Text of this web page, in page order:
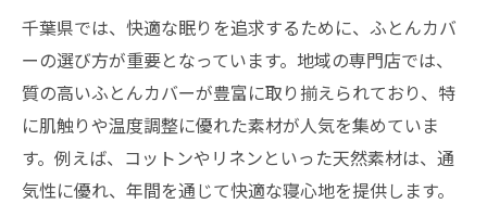
千葉県では、快適な眠りを追求するために、ふとんカバ
ーの選び方が重要となっています。地域の専門店では、
質の高いふとんカバーが豊富に取り揃えられており、特
に肌触りや温度調整に優れた素材が人気を集めていま
す。例えば、コットンやリネンといった天然素材は、通
気性に優れ、年間を通じて快適な寝心地を提供します。